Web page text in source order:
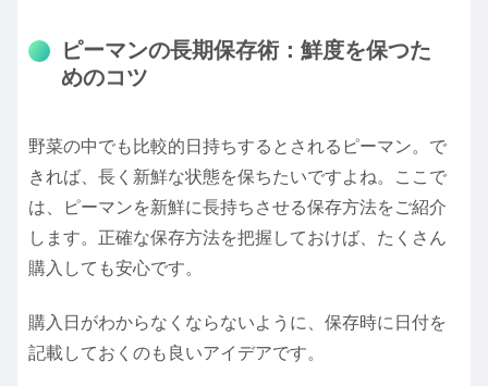
ピーマンの長期保存術：鮮度を保つた
めのコツ
野菜の中でも比較的日持ちするとされるピーマン。で
きれば、長く新鮮な状態を保ちたいですよね。ここで
は、ピーマンを新鮮に長持ちさせる保存方法をご紹介
します。正確な保存方法を把握しておけば、たくさん
購入しても安心です。
購入日がわからなくならないように、保存時に日付を
記載しておくのも良いアイデアです。